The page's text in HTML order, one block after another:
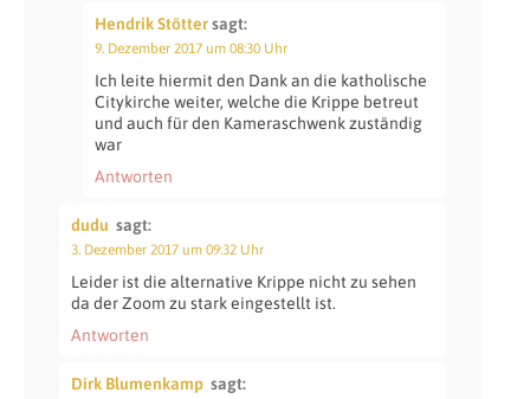
Hendrik Stöttersagt:
9. Dezember 2017 um 08:30 Uhr
Ich leite hiermit den Dank an die katholische
Citykirche weiter, welche die Krippe betreut
und auch für den Kameraschwenk zuständig
war
Antworten
dudu sagt:
3. Dezember 2017 um 09:32 Uhr
Leider ist die alternative Krippe nicht zu sehen
da der Zoom zu stark eingestellt ist.
Antworten
Dirk Blumenkamp sagt: